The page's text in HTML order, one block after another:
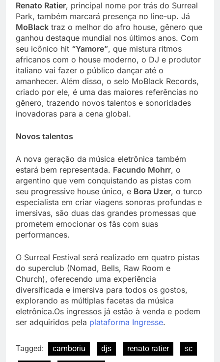
Renato Ratier, principal nome por trás do Surreal
Park, também marcará presença no line-up. Já
MoBlack traz o melhor do afro house, gênero que
ganhou destaque mundial nos últimos anos. Com
seu icônico hit “Yamore”, que mistura ritmos
africanos com o house moderno, o DJ e produtor
italiano vai fazer o público dançar até o
amanhecer. Além disso, o selo MoBlack Records,
criado por ele, é uma das maiores referências no
gênero, trazendo novos talentos e sonoridades
inovadoras para a cena global.
Novos talentos
A nova geração da música eletrônica também
estará bem representada. Facundo Mohrr, o
argentino que vem conquistando as pistas com
seu progressive house único, e Bora Uzer, o turco
especialista em criar viagens sonoras profundas e
imersivas, são duas das grandes promessas que
prometem emocionar os fãs com suas
performances.
O Surreal Festival será realizado em quatro pistas
do superclub (Nomad, Bells, Raw Room e
Church), oferecendo uma experiência
diversificada e imersiva para todos os gostos,
explorando as múltiplas facetas da música
eletrônica.Os ingressos já estão à venda e podem
ser adquiridos pela plataforma Ingresse.
Tagged: camboriu djs renato ratier
sc